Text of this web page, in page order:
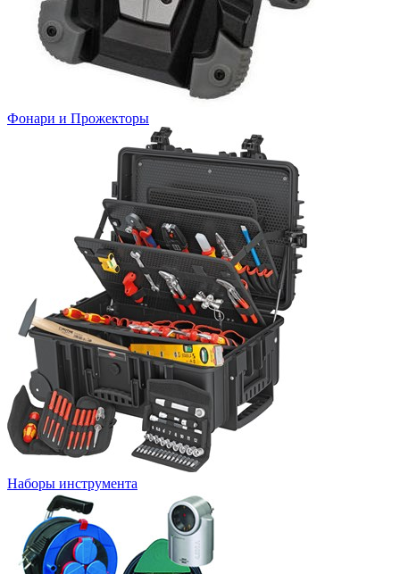
Фонари и Прожекторы
Наборы инструмента